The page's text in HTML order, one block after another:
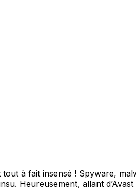
à fait insensé ! Spyware,
Heureusement, allant d’Avast